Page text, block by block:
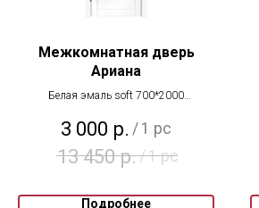
Межкомнатная дверь
Ариана
Белая эмаль soft 700*2000
3 000 р. / 1 pc
13 450 р./1 pc
Подробнее